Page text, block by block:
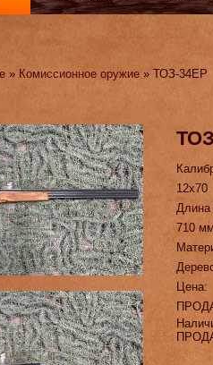
» Комиссионное оружие » ТОЗ-34ЕР
12х70
Длина
710 мм
Цена: